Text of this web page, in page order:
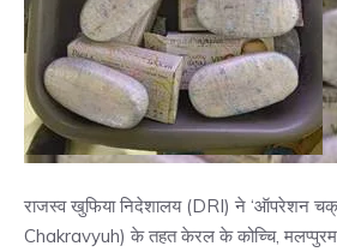
राजस्व खुफिया निदेशालय (DRI) ने ‘ऑपरेशन
Chakravyuh) के तहत केरल के कोच्चि,